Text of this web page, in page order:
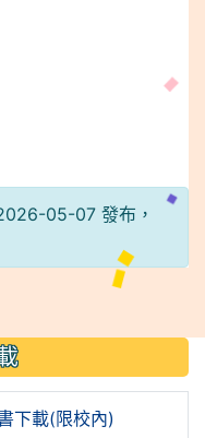
05-07 發布，
下載(限校內)